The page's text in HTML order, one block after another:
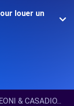
louer un
& CASADIO...